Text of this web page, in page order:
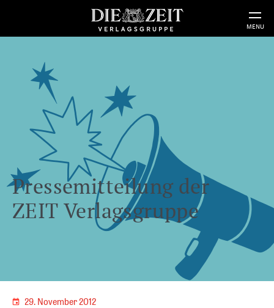
MENU
Pressemitteilung der
ZEIT Verlagsgruppe
29. November 2012